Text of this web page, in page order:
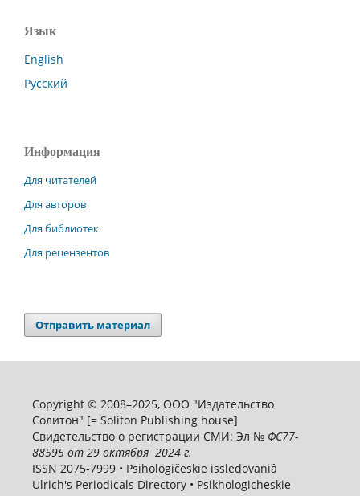
Язык
English
Русский
Информация
Для читателей
Для авторов
Для библиотек
Для рецензентов
Отправить материал
Copyright © 2008–2025, ООО "Издательство
Солитон" [= Soliton Publishing house]
Свидетельство о регистрации СМИ: Эл № ФС77-
88595от 29 октября 2024 г.
ISSN 2075-7999 • Psihologičeskie issledovaniâ
Ulrich's Periodicals Directory • Psikhologicheskie